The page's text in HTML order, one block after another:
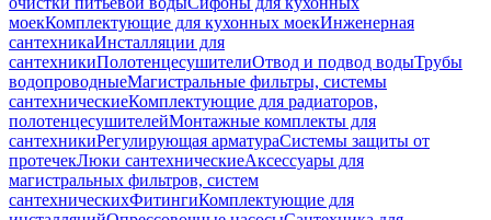
моекКомплектующие для кухонных моекИнженерная
сантехникаИнсталляции для
сантехникиПолотенцесушителиОтвод и подвод водыТрубы
водопроводныеМагистральные фильтры, системы
сантехническиеКомплектующие для радиаторов,
полотенцесушителейМонтажные комплекты для
сантехникиРегулирующая арматураСистемы защиты от
протечекЛюки сантехническиеАксессуары для
магистральных фильтров, систем
сантехническихФитингиКомплектующие для